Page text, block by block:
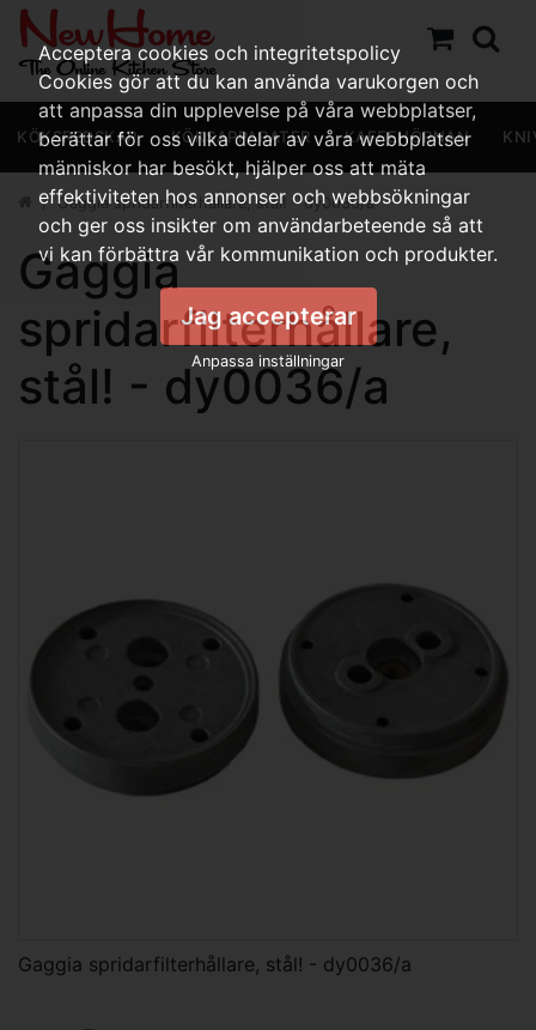
KÖKSREDSKAP KÖKSAPPARATER KAFFEHÖRNAN
Gaggia spridarfilterhållare, stål! - dy0036/a
Gaggia
spridarfilterhållare,
stål! - dy0036/a
Gaggia spridarfilterhållare, stål! - dy0036/a
Acceptera cookies och integritetspolicy
Cookies gör att du kan använda varukorgen och
att anpassa din upplevelse på våra webbplatser,
berättar för oss vilka delar av våra webbplatser
människor har besökt, hjälper oss att mäta
effektiviteten hos annonser och webbsökningar
och ger oss insikter om användarbeteende så att
vi kan förbättra vår kommunikation och produkter.
Jag accepterar
Anpassa inställningar